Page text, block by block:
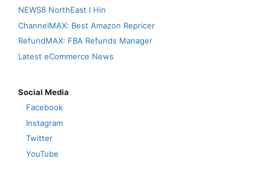
NEWS8 NorthEast I Hin
ChannelMAX: Best Amazon Repricer
RefundMAX: FBA Refunds Manager
Latest eCommerce News
Social Media
Facebook
Instagram
Twitter
YouTube